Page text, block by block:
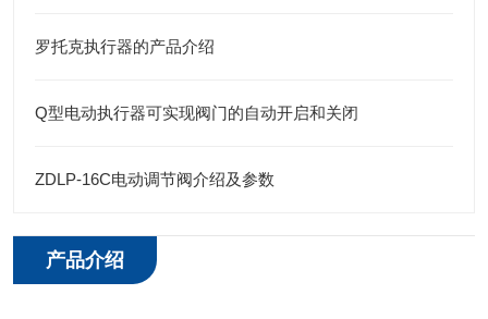
罗托克执行器的产品介绍
Q型电动执行器可实现阀门的自动开启和关闭
ZDLP-16C电动调节阀介绍及参数
产品介绍